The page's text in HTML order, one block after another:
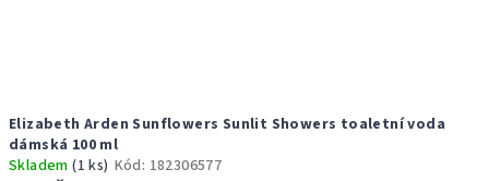
Elizabeth Arden Sunflowers Sunlit Showers toaletní voda
dámská 100 ml
Skladem(1 ks) Kód: 182306577